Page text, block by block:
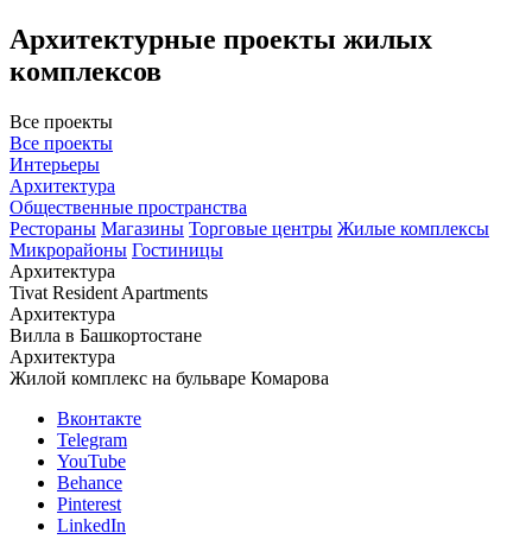
Архитектурные проекты жилых
комплексов
Все проекты
Все проекты
Интерьеры
Архитектура
Общественные пространства
Рестораны Магазины Торговые центры Жилые комплексы
Микрорайоны Гостиницы
Архитектура
Tivat Resident Apartments
Архитектура
Вилла в Башкортостане
Архитектура
Жилой комплекс на бульваре Комарова
Вконтакте
Telegram
YouTube
Behance
Pinterest
LinkedIn